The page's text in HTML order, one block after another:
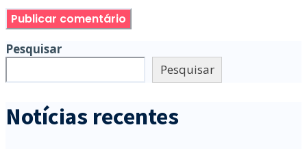
Pesquisar
Pesquisar
Notícias recentes